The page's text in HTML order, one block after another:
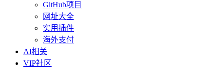
GitHub项目
网址大全
实用插件
海外支付
AI相关
VIP社区